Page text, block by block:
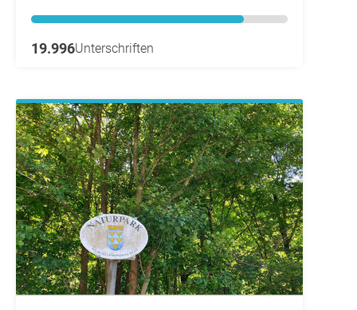
19.996Unterschriften